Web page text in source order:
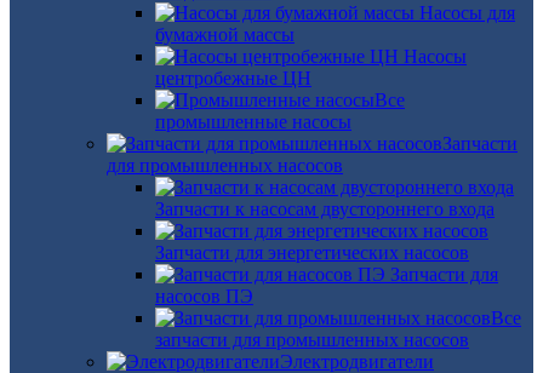
Насосы для
бумажной массы
Насосы
центробежные ЦН
Все
промышленные насосы
Запчасти
для промышленных насосов
Запчасти к насосам двустороннего входа
Запчасти для энергетических насосов
Запчасти для
насосов ПЭ
Все
запчасти для промышленных насосов
Электродвигатели